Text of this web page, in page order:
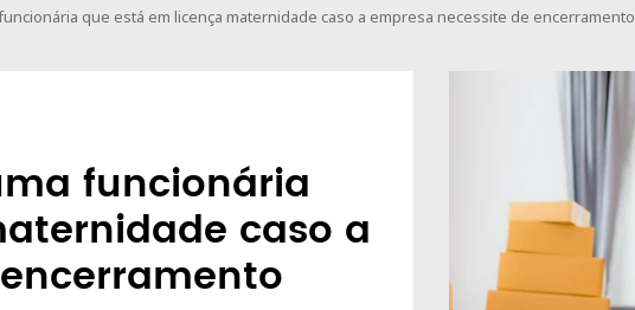
que está em licença maternidade caso a empresa necessite de encerramento
funcionária
caso a